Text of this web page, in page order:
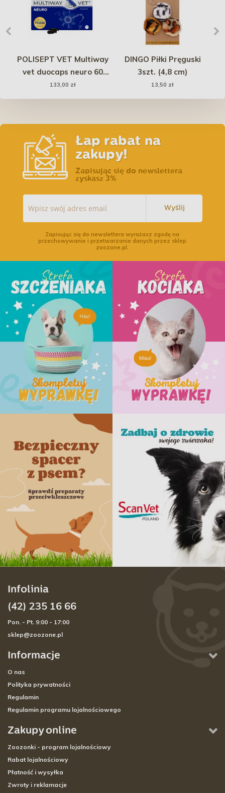
POLISEPT VET Multiway
vet duocaps neuro 60
kaps.
133,00 zł
DINGO Piłki Pręguski
3szt. (4,8 cm)
13,50 zł
Łap rabat na
zakupy!
Zapisując się do newslettera
zyskasz 3%
Wyślij
Zapisując się do newslettera wyrażasz zgodę na
przechowywanie i przetwarzanie danych przez sklep
zoozone.pl.
Informacje
O nas
Polityka prywatności
Regulamin
Regulamin programu lojalnościowego
Zakupy online
Zoozonki - program lojalnościowy
Rabat lojalnościowy
Płatność i wysyłka
Zwroty i reklamacje
Infolinia
(42) 235 16 66
Pon. - Pt. 9:00 - 17:00
sklep@zoozone.pl